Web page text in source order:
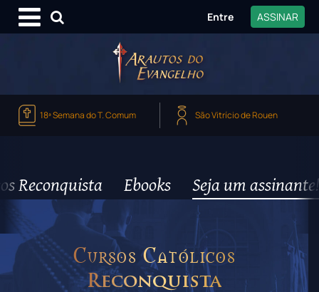
Entre ASSINAR
18ª Semana do T. Comum São Vitrício de Rouen
Reconquista Ebooks Seja um assinante!
Cursos Católicos
Reconquista